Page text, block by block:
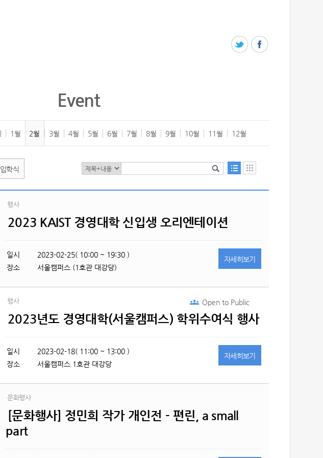
Event
1월 2월 3월 4월 5월 6월 7월 8월 9월 10월 11월 12월
입학식
행사
2023 KAIST 경영대학 신입생 오리엔테이션
일시
2023-02-25( 10:00 ~ 19:30 )
장소
서울캠퍼스 (1호관 대강당)
자세히 보기
행사
2023년도 경영대학(서울캠퍼스) 학위수여식 행사
Open to Public
일시
2023-02-18( 11:00 ~ 13:00 )
장소
서울캠퍼스 1호관 대강당
자세히 보기
문화행사
[문화행사] 정민희 작가 개인전 - 편린, a small
part